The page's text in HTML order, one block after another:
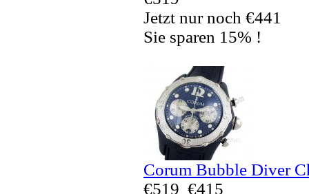
Jetzt nur noch €441
Sie sparen 15% !
Corum Bubble Diver
€519 €415